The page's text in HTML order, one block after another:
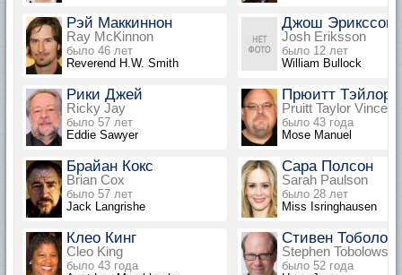
Рэй Маккиннон
Ray McKinnon
было 46 лет
Reverend H.W. Smith
Джош Эрикссон
Josh Eriksson
было 12 лет
William Bullock
Рики Джей
Ricky Jay
было 57 лет
Eddie Sawyer
Прюитт Тэйлор
Pruitt Taylor Vince
было 43 года
Mose Manuel
Брайан Кокс
Brian Cox
было 57 лет
Jack Langrishe
Сара Полсон
Sarah Paulson
было 28 лет
Miss Isringhausen
Клео Кинг
Cleo King
было 43 года
Стивен
Stephen Tobolowsky
было 52 года